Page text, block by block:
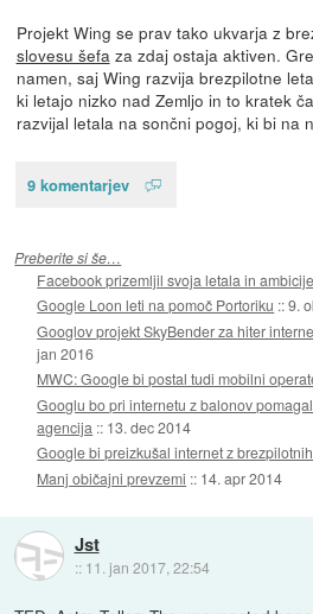
Projekt Wing se prav tako ukvarja z
slovesu šefa za zdaj ostaja aktiven.
namen, saj Wing razvija brezpilotne
ki letajo nizko nad Zemljo in to kratek
razvijal letala na sončni pogoj, ki bi na
9 komentarjev
Preberite si še…
Facebook prizemljil svoja letala in ambicije
Google Loon leti na pomoč Portoriku ::9.
Googlov projekt SkyBender za hiter
jan 2016
MWC: Google bi postal tudi mobilni
Googlu bo pri internetu z balonov
agencija :: 13. dec 2014
Google bi preizkušal internet z
Manj običajni prevzemi :: 14. apr 2014
Jst
:: 11. jan 2017, 22:54